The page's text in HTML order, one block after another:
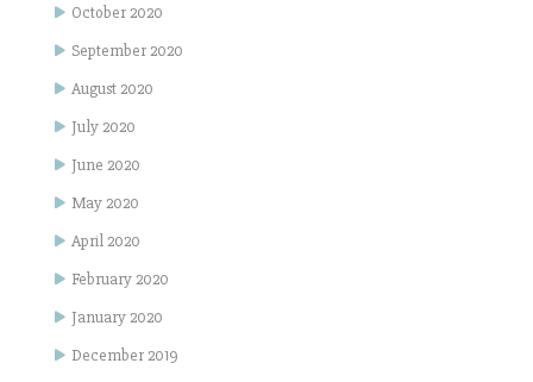
October 2020
September 2020
August 2020
July 2020
June 2020
May 2020
April 2020
February 2020
January 2020
December 2019